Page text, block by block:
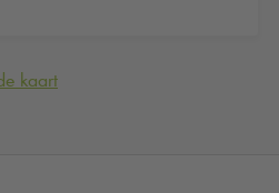
kaart